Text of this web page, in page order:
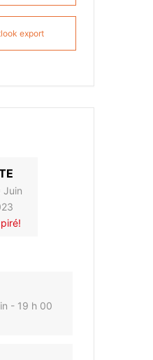
export
Juin
- 19 h 00